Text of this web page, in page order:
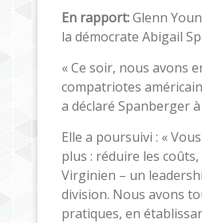
En rapport:Glenn
la démocrate Abigail
« Ce soir, nous avons
compatriotes
a déclaré Spanberger
Elle a poursuivi : «
plus : réduire les
Virginien – un
division. Nous avons
pratiques, en